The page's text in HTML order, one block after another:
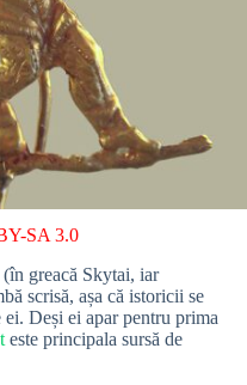
SA 3.0
greacă Skytai, iar
scrisă, așa că istoricii se
ei. Deși ei apar pentru prima
este principala sursă de